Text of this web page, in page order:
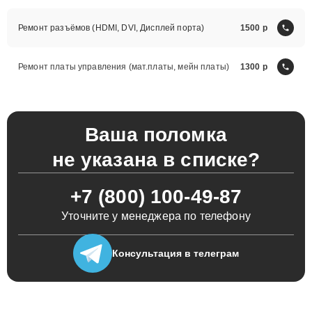
Ремонт разъёмов (HDMI, DVI, Дисплей порта) 1500
Ремонт платы управления (мат.платы, мейн платы) 1300
Ваша поломка
не указана в списке?
+7 (800) 100-49-87
Уточните у менеджера по телефону
Консультация в телеграм